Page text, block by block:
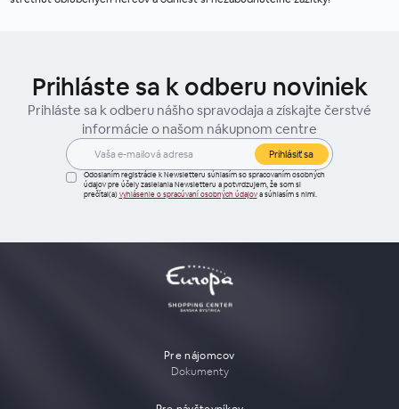
Prihláste sa k odberu noviniek
Prihláste sa k odberu nášho spravodaja a získajte čerstvé
informácie o našom nákupnom centre
Prihlásiť sa
Odoslaním registrácie k Newsletteru súhlasím so spracovaním osobných
údajov pre účely zasielania Newsletteru a potvrdzujem, že som si
prečítal(a) vyhlásenie o spracúvaní osobných údajova súhlasím s nimi.
Pre nájomcov
Dokumenty